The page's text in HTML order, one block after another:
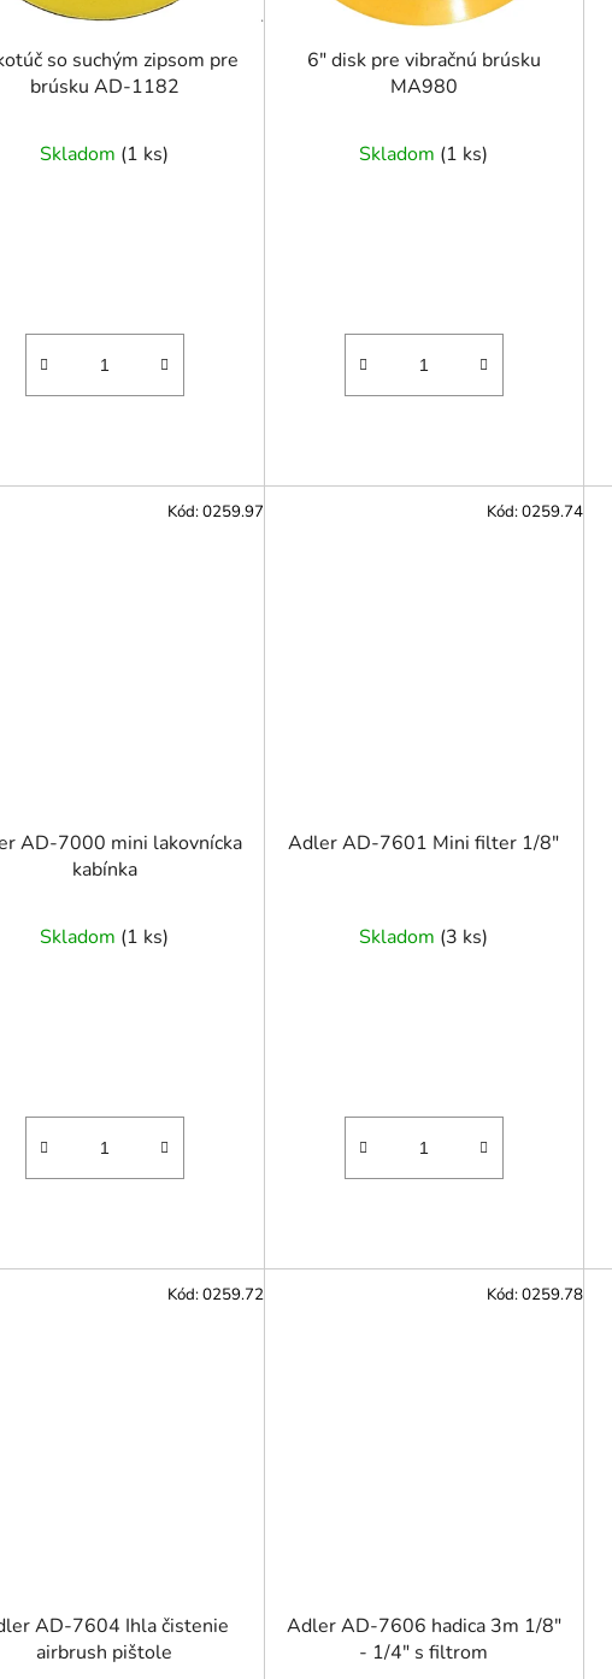
so suchým zipsom pre
brúsku AD-1182
Skladom (1 ks)
6" disk pre vibračnú brúsku
MA980
Skladom (1 ks)
AD-7000 mini lakovnícka
kabínka
Skladom (1 ks)
Kód:0259.97
Adler AD-7601 Mini filter 1/8″
Skladom (3 ks)
Kód:0259.74
AD-7604 Ihla čistenie
airbrush pištole
Kód:0259.72
Adler AD-7606 hadica 3m 1/8″
- 1/4″ s filtrom
Kód:0259.78